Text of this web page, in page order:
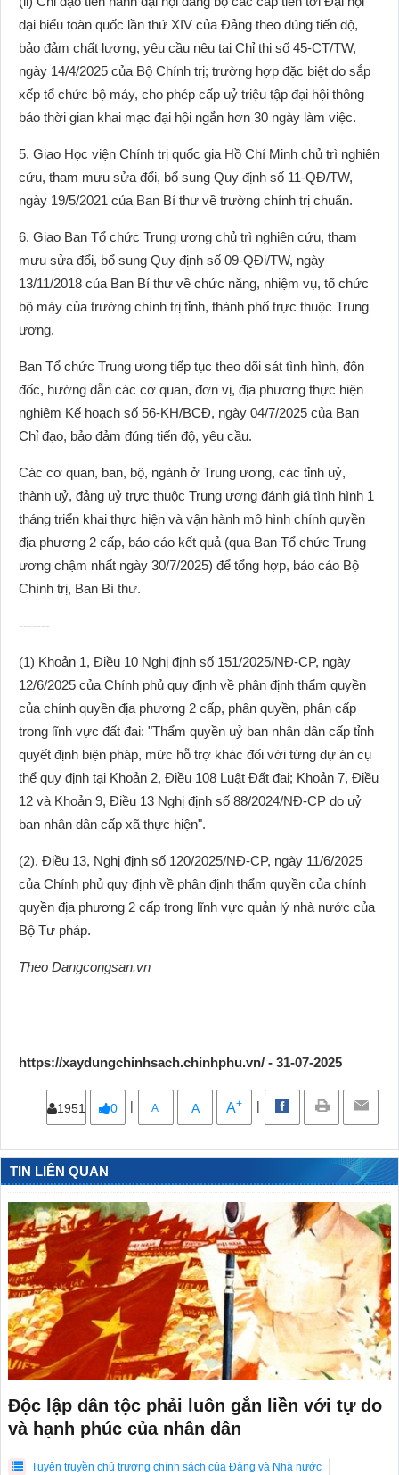
đại biểu toàn quốc lần thứ XIV của Đảng theo đúng tiến độ,
bảo đảm chất lượng, yêu cầu nêu tại Chỉ thị số 45-CT/TW,
ngày 14/4/2025 của Bộ Chính trị; trường hợp đặc biệt do sắp
xếp tổ chức bộ máy, cho phép cấp uỷ triệu tập đại hội thông
báo thời gian khai mạc đại hội ngắn hơn 30 ngày làm việc.
5. Giao Học viện Chính trị quốc gia Hồ Chí Minh chủ trì nghiên
cứu, tham mưu sửa đổi, bổ sung Quy định số 11-QĐ/TW,
ngày 19/5/2021 của Ban Bí thư về trường chính trị chuẩn.
6. Giao Ban Tổ chức Trung ương chủ trì nghiên cứu, tham
mưu sửa đổi, bổ sung Quy định số 09-QĐi/TW, ngày
13/11/2018 của Ban Bí thư về chức năng, nhiệm vụ, tổ chức
bộ máy của trường chính trị tỉnh, thành phố trực thuộc Trung
ương.
Ban Tổ chức Trung ương tiếp tục theo dõi sát tình hình, đôn
đốc, hướng dẫn các cơ quan, đơn vị, địa phương thực hiện
nghiêm Kế hoạch số 56-KH/BCĐ, ngày 04/7/2025 của Ban
Chỉ đạo, bảo đảm đúng tiến độ, yêu cầu.
Các cơ quan, ban, bộ, ngành ở Trung ương, các tỉnh uỷ,
thành uỷ, đảng uỷ trực thuộc Trung ương đánh giá tình hình 1
tháng triển khai thực hiện và vận hành mô hình chính quyền
địa phương 2 cấp, báo cáo kết quả (qua Ban Tổ chức Trung
ương chậm nhất ngày 30/7/2025) để tổng hợp, báo cáo Bộ
Chính trị, Ban Bí thư.
-------
(1) Khoản 1, Điều 10 Nghị định số 151/2025/NĐ-CP, ngày
12/6/2025 của Chính phủ quy định về phân định thẩm quyền
của chính quyền địa phương 2 cấp, phân quyền, phân cấp
trong lĩnh vực đất đai: "Thẩm quyền uỷ ban nhân dân cấp tỉnh
quyết định biện pháp, mức hỗ trợ khác đối với từng dự án cụ
thể quy định tại Khoản 2, Điều 108 Luật Đất đai; Khoản 7, Điều
12 và Khoản 9, Điều 13 Nghị định số 88/2024/NĐ-CP do uỷ
ban nhân dân cấp xã thực hiện".
(2). Điều 13, Nghị định số 120/2025/NĐ-CP, ngày 11/6/2025
của Chính phủ quy định về phân định thẩm quyền của chính
quyền địa phương 2 cấp trong lĩnh vực quản lý nhà nước của
Bộ Tư pháp.
Theo Dangcongsan.vn
https://xaydungchinhsach.chinhphu.vn/ - 31-07-2025
1951 0 | A- A A+ |
TIN LIÊN QUAN
Độc lập dân tộc phải luôn gắn liền với tự do
và hạnh phúc của nhân dân
Tuyên truyền chủ trương chính sách của Đảng và Nhà nước